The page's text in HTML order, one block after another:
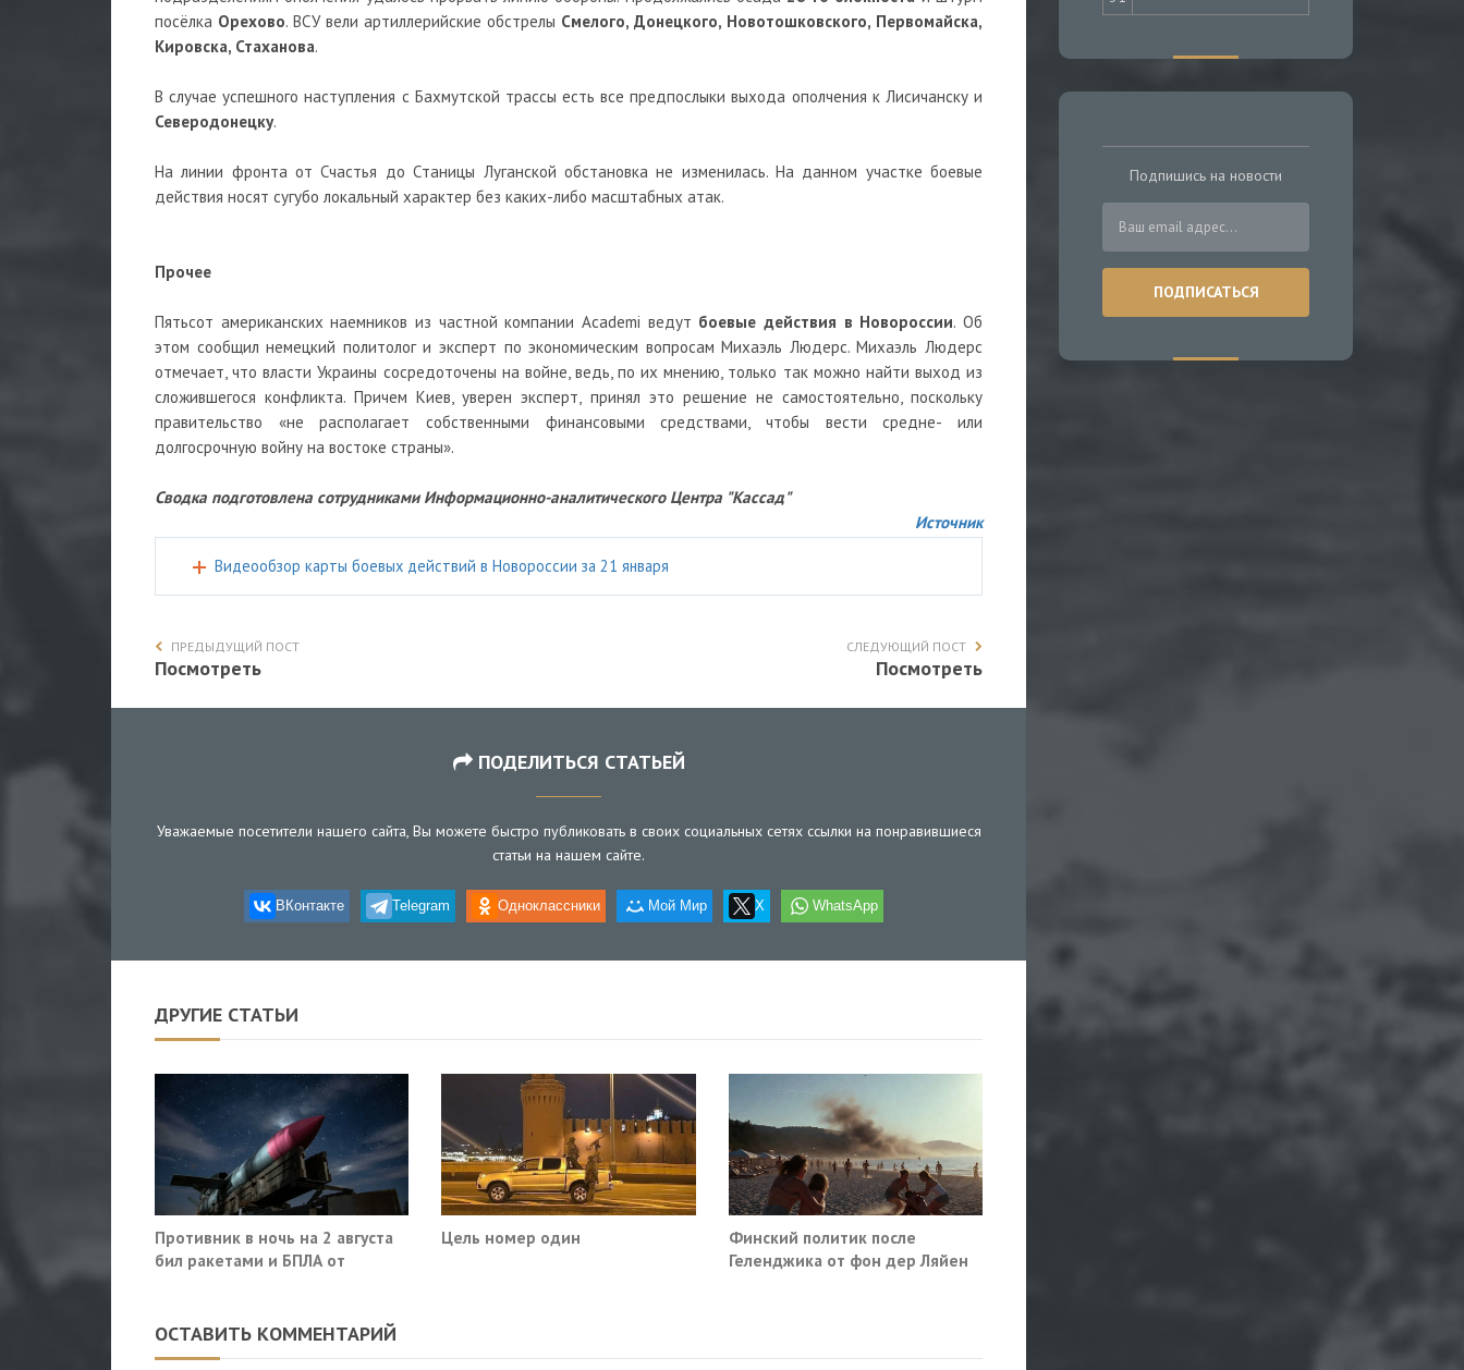
посёлка Орехово. ВСУ вели артиллерийские обстрелы Смелого, Донецкого, Новотошковского, Первомайска,
Кировска, Стаханова.
В случае успешного наступления с Бахмутской трассы есть все предпослыки выхода ополчения к Лисичанску и
Северодонецку.
На линии фронта от Счастья до Станицы Луганской обстановка не изменилась. На данном участке боевые
действия носят сугубо локальный характер без каких-либо масштабных атак.
Прочее
Пятьсот американских наемников из частной компании Academi ведут боевые действия в Новороссии. Об
этом сообщил немецкий политолог и эксперт по экономическим вопросам Михаэль Людерс. Михаэль Людерс
отмечает, что власти Украины сосредоточены на войне, ведь, по их мнению, только так можно найти выход из
сложившегося конфликта. Причем Киев, уверен эксперт, принял это решение не самостоятельно, поскольку
правительство «не располагает собственными финансовыми средствами, чтобы вести средне- или
долгосрочную войну на востоке страны».
Сводка подготовлена сотрудниками Информационно-аналитического Центра "Кассад"
Источник
Видеообзор карты боевых действий в Новороссии за 21 января
ПРЕДЫДУЩИЙ ПОСТ
Посмотреть
СЛЕДУЮЩИЙ ПОСТ
Посмотреть
ПОДЕЛИТЬСЯ СТАТЬЕЙ
Уважаемые посетители нашего сайта, Вы можете быстро публиковать в своих социальных сетях ссылки на понравившиеся
статьи на нашем сайте.
ВКонтакте Telegram Одноклассники Мой Мир X WhatsApp
ДРУГИЕ СТАТЬИ
Противник в ночь на 2 августа
бил ракетами и БПЛА от
Цель номер один
Финский политик после
Геленджика от фон дер Ляйен
ОСТАВИТЬ КОММЕНТАРИЙ
Подпишись на новости